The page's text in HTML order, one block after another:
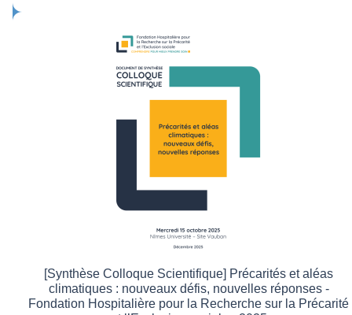
[Synthèse Colloque Scientifique] Précarités et aléas
climatiques : nouveaux défis, nouvelles réponses -
Fondation Hospitalière pour la Recherche sur la Précarité